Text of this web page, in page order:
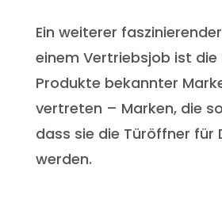
Ein weiterer
einem Vertriebsjob ist die
Produkte bekannter
vertreten – Marken, die
dass sie die Türöffner für
werden.